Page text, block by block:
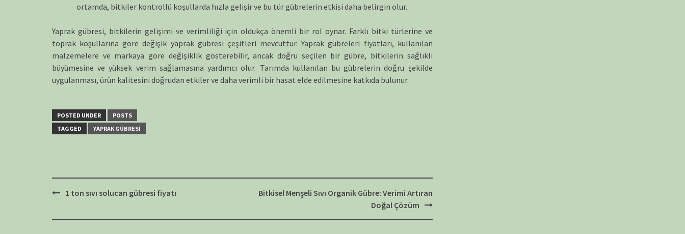
ortamda, bitkiler kontrollü koşullarda hızla gelişir ve bu tür gübrelerin etkisi daha belirgin olur.
Yaprak gübresi, bitkilerin gelişimi ve verimliliği için oldukça önemli bir rol oynar. Farklı bitki türlerine ve
toprak koşullarına göre değişik yaprak gübresi çeşitleri mevcuttur. Yaprak gübreleri fiyatları, kullanılan
malzemelere ve markaya göre değişiklik gösterebilir, ancak doğru seçilen bir gübre, bitkilerin sağlıklı
büyümesine ve yüksek verim sağlamasına yardımcı olur. Tarımda kullanılan bu gübrelerin doğru şekilde
uygulanması, ürün kalitesini doğrudan etkiler ve daha verimli bir hasat elde edilmesine katkıda bulunur.
POSTED UNDER
POSTS
TAGGED
YAPRAK GÜBRESI
Post1 ton sıvı solucan gübresi fiyatı
Bitkisel Menşeli Sıvı Organik Gübre: Verimi Artıran
Doğal Çözüm